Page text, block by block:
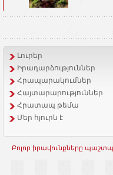
Լուրեր
Իրադարձություններ
Հրապարակումներ
Հայտարարություններ
Հրատապ թեմա
Մեր հյուրն է
Բոլոր իրավունքները